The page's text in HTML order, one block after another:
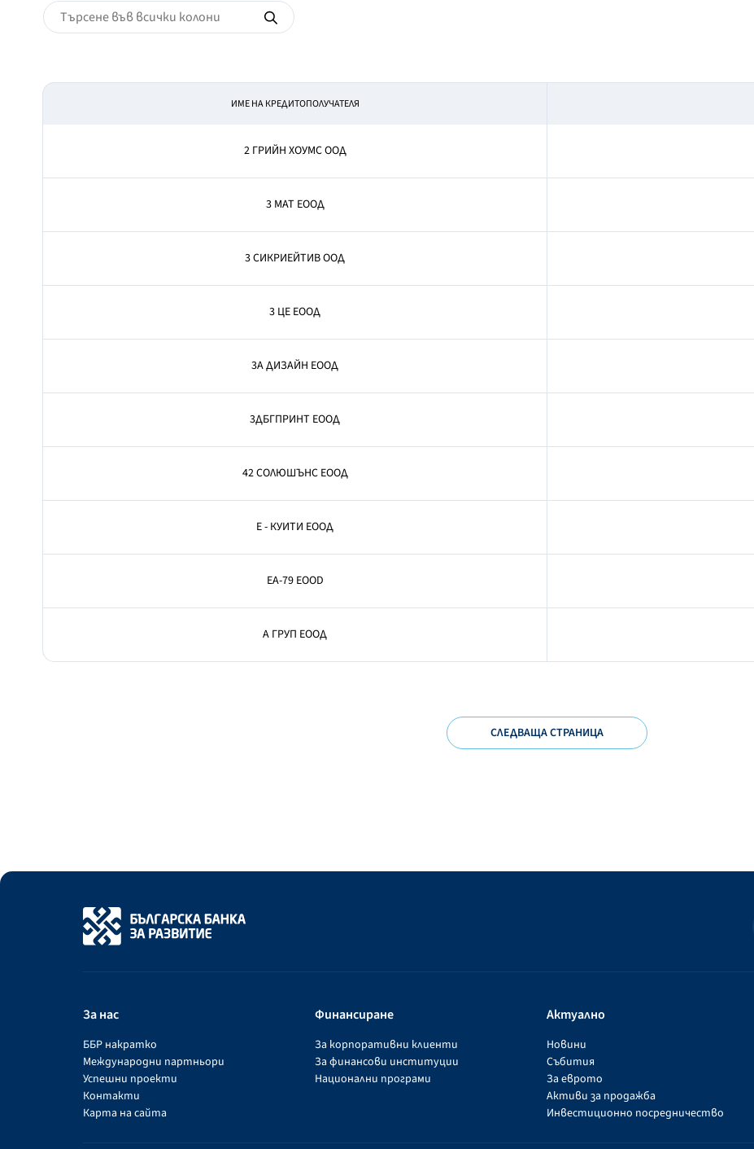
ИМЕ НА КРЕДИТОПОЛУЧАТЕЛЯ
2 ГРИЙН ХОУМС ООД
3 МАТ ЕООД
3 СИКРИЕЙТИВ ООД
3 ЦЕ ЕООД
3А ДИЗАЙН ЕООД
3ДБГПРИНТ ЕООД
42 СОЛЮШЪНС ЕООД
E - КУИТИ ЕООД
EA-79 EOOD
А ГРУП ЕООД
СЛЕДВАЩА СТРАНИЦА
За нас
ББР накратко
Международни партньори
Успешни проекти
Контакти
Карта на сайта
Финансиране
За корпоративни клиенти
За финансови институции
Национални програми
Актуално
Новини
Събития
За еврото
Активи за продажба
Инвестиционно посредничество